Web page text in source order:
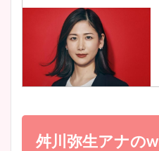
舛川弥生アナの